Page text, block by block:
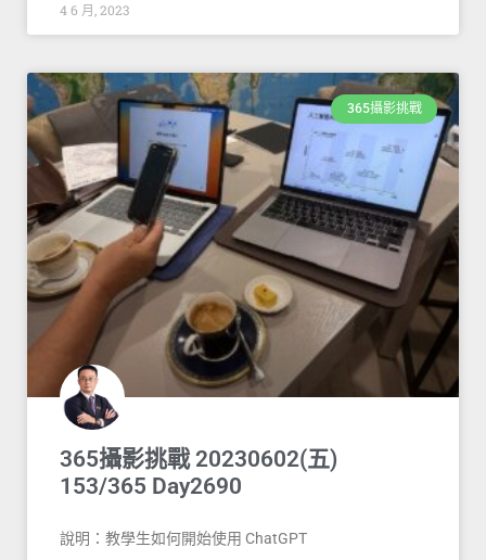
4 6 月, 2023
365攝影挑戰
365攝影挑戰 20230602(五)
153/365 Day2690
說明：教學生如何開始使用 ChatGPT